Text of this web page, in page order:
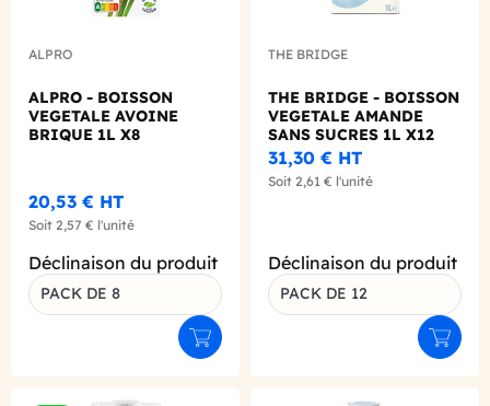
ALPRO
ALPRO - BOISSON
VEGETALE AVOINE
BRIQUE 1L X8
20,53 € HT
Soit 2,57 € l'unité
Déclinaison du produit
PACK DE 8
Ajouter au panier
THE BRIDGE
THE BRIDGE - BOISSON
VEGETALE AMANDE
SANS SUCRES 1L X12
BIO
31,30 € HT
Soit 2,61 € l'unité
Déclinaison du produit
PACK DE 12